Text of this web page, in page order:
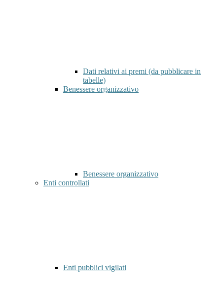
Dati relativi ai premi (da pubblicare in
tabelle)
Benessere organizzativo
Benessere organizzativo
Enti controllati
Enti pubblici vigilati